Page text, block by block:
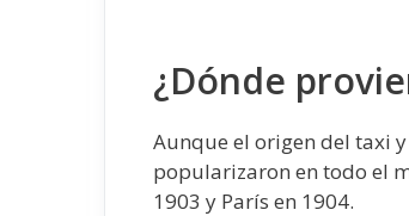
¿Dónde
Aunque el origen del taxi
popularizaron en todo el
1903 y París en 1904.